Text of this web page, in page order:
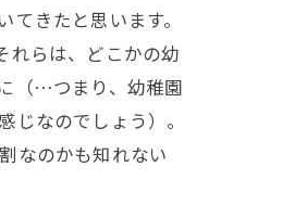
きたと思います。
れらは、どこかの幼
（…つまり、幼稚園
なのでしょう）。
なのかも知れない